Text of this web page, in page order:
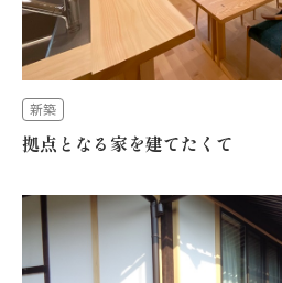
新築
拠点となる家を建てたくて